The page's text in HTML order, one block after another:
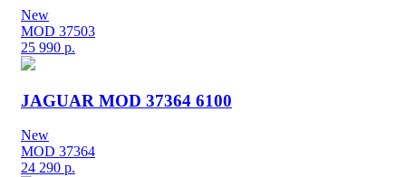
New
MOD 37503
25 990 р.
JAGUAR MOD 37364 6100
New
MOD 37364
24 290 р.